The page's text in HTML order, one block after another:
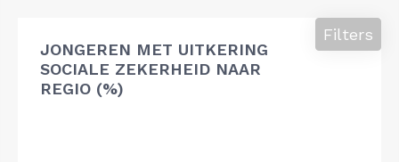
JONGEREN MET UITKERING
SOCIALE ZEKERHEID NAAR
REGIO (%)
Filters